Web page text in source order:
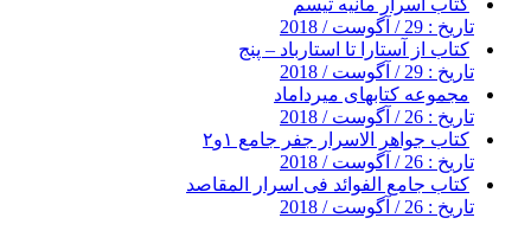
کتاب اسرار مانیه تیسم
تاریخ : 29 / آگوست / 2018
کتاب از آستارا تا استارباد – پنج
تاریخ : 29 / آگوست / 2018
مجموعه کتابهای میرداماد
تاریخ : 26 / آگوست / 2018
کتاب جواهر الاسرار جفر جامع ۱و۲
تاریخ : 26 / آگوست / 2018
کتاب جامع الفوائد فی اسرار المقاصد
تاریخ : 26 / آگوست / 2018